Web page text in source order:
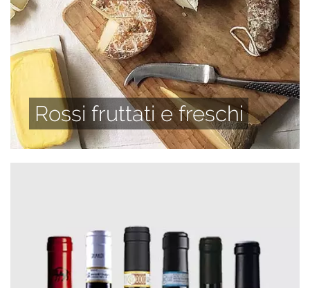
Rossi fruttati e freschi